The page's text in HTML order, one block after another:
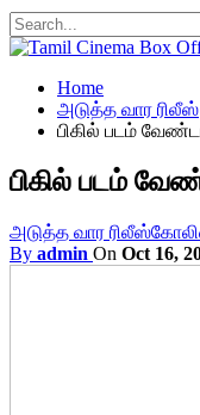
Home
அடுத்த வார ரிலீஸ்
பிகில் படம்
பிகில் படம்
அடுத்த வார ரிலீஸ்
By admin On Oct 16,